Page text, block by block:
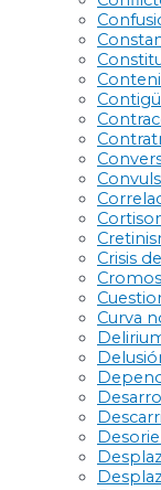
Crisis
Curva